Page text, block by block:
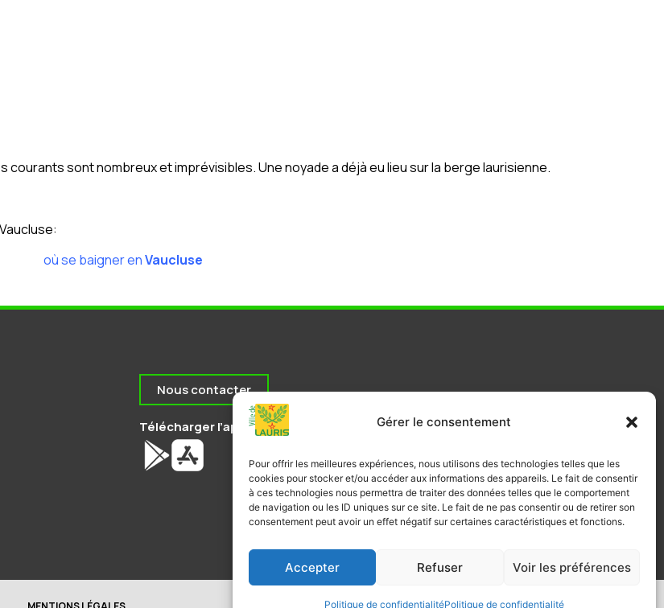
Gérer le consentement
Pour offrir les meilleures expériences, nous utilisons des technologies telles que les
cookies pour stocker et/ou accéder aux informations des appareils. Le fait de consentir
à ces technologies nous permettra de traiter des données telles que le comportement
de navigation ou les ID uniques sur ce site. Le fait de ne pas consentir ou de retirer son
consentement peut avoir un effet négatif sur certaines caractéristiques et fonctions.
Accepter Refuser Voir les préférences
Politique de confidentialitéPolitique de confidentialité
sont nombreux et imprévisibles. Une noyade a déjà eu lieu sur la berge laurisienne.
où se baigner enVaucluse
Nous contacter
Télécharger l’application de la ville